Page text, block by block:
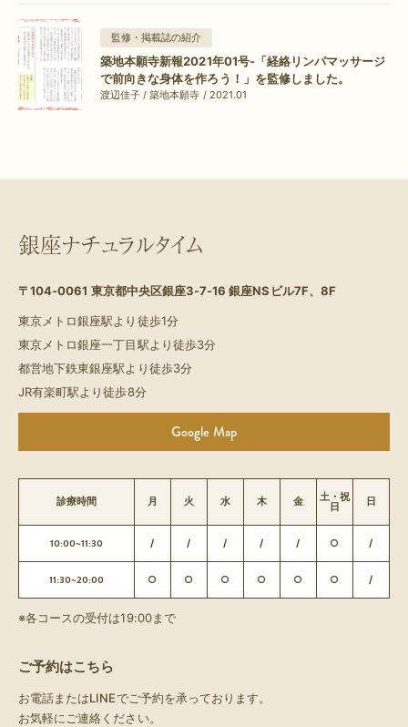
監修・掲載誌の紹介
築地本願寺新報2021年01号-「経絡リンパマッサージ
で前向きな身体を作ろう！」を監修しました。
渡辺佳子 / 築地本願寺 / 2021.01
銀座ナチュラルタイム
〒104-0061 東京都中央区銀座3-7-16 銀座NSビル7F、8F
東京メトロ銀座駅より徒歩1分
東京メトロ銀座一丁目駅より徒歩3分
都営地下鉄東銀座駅より徒歩3分
JR有楽町駅より徒歩8分
Google Map
診療時間 月 火 水 木 金 土・祝
日 日
10:00~11:30 / / / / / ○ /
11:30~20:00 ○ ○ ○ ○ ○ ○ /
※各コースの受付は19:00まで
ご予約はこちら
お電話またはLINEでご予約を承っております。
お気軽にご連絡ください。